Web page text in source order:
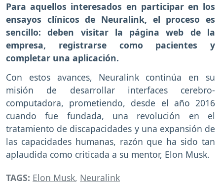
Para aquellos interesados en participar en los
ensayos clínicos de Neuralink, el proceso es
sencillo: deben visitar la página web de la
empresa, registrarse como pacientes y
completar una aplicación.
Con estos avances, Neuralink continúa en su
misión de desarrollar interfaces cerebro-
computadora, prometiendo, desde el año 2016
cuando fue fundada, una revolución en el
tratamiento de discapacidades y una expansión de
las capacidades humanas, razón que ha sido tan
aplaudida como criticada a su mentor, Elon Musk.
TAGS: Elon Musk, Neuralink